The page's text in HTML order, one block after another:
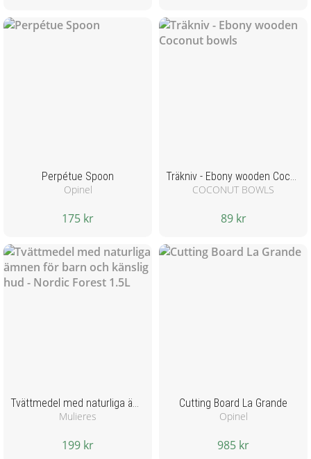
Perpétue Spoon
Opinel
175 kr
Träkniv - Ebony wooden Coconut bowls
COCONUT BOWLS
89 kr
Tvättmedel med naturliga ämnen för barn och känslig hud - Nordic Forest 1.5L
Mulieres
199 kr
Cutting Board La Grande
Opinel
985 kr